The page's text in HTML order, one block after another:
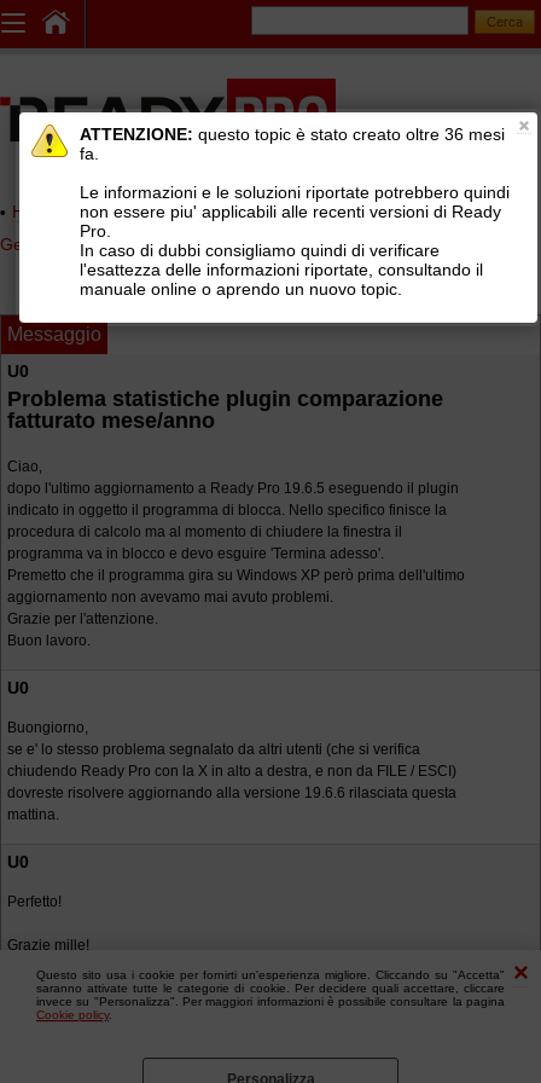
Questo sito usa i cookie per fornirti un'esperienza migliore. Cliccando su "Accetta"
saranno attivate tutte le categorie di cookie. Per decidere quali accettare, cliccare
invece su "Personalizza". Per maggiori informazioni è possibile consultare la pagina
Cookie policy.
Personalizza
Home page> AREE DI SUPPORTO TECNICO GRATUITO>
Gestionale Ready Pro>Statistiche
Messaggio
U0
Problema statistiche plugin comparazione
fatturato mese/anno
Ciao,
dopo l'ultimo aggiornamento a Ready Pro 19.6.5 eseguendo il plugin
indicato in oggetto il programma di blocca. Nello specifico finisce la
procedura di calcolo ma al momento di chiudere la finestra il
programma va in blocco e devo esguire 'Termina adesso'.
Premetto che il programma gira su Windows XP però prima dell'ultimo
aggiornamento non avevamo mai avuto problemi.
Grazie per l'attenzione.
Buon lavoro.
U0
Buongiorno,
se e' lo stesso problema segnalato da altri utenti (che si verifica
chiudendo Ready Pro con la X in alto a destra, e non da FILE / ESCI)
dovreste risolvere aggiornando alla versione 19.6.6 rilasciata questa
mattina.
U0
Perfetto!
Grazie mille!
ATTENZIONE: questo topic è stato creato oltre 36 mesi
fa.
Le informazioni e le soluzioni riportate potrebbero quindi
non essere piu' applicabili alle recenti versioni di Ready
Pro.
In caso di dubbi consigliamo quindi di verificare
l'esattezza delle informazioni riportate, consultando il
manuale online o aprendo un nuovo topic.